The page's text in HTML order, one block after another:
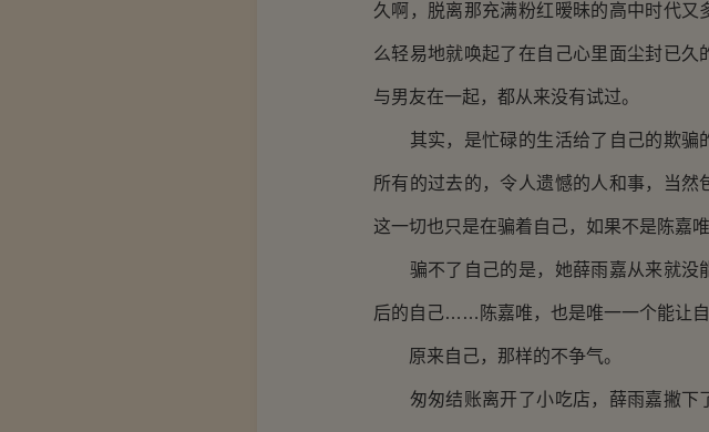
久啊，脱离那充满粉红暧昧的高中时代
么轻易地就唤起了在自己心里面尘封已
与男友在一起，都从来没有试过。
其实，是忙碌的生活给了自己的欺骗
所有的过去的，令人遗憾的人和事，当然
这一切也只是在骗着自己，如果不是陈嘉
骗不了自己的是，她薛雨嘉从来就没
后的自己……陈嘉唯，也是唯一一个能让自
原来自己，那样的不争气。
匆匆结账离开了小吃店，薛雨嘉撇下